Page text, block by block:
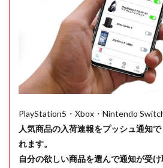
PlayStation5・Xbox・Nintendo
人気商品の入荷速報をプッシュ通知
れます。
自分の欲しい商品を選んで通知が受け